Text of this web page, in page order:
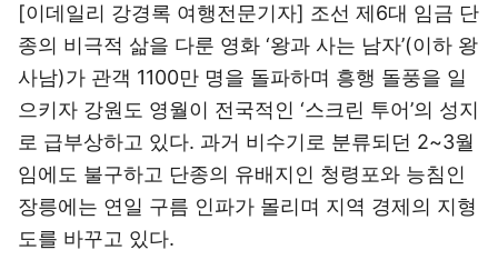
[이데일리 강경록 여행전문기자] 조선 제6대 임금 단
종의 비극적 삶을 다룬 영화 ‘왕과 사는 남자’(이하 왕
사남)가 관객 1100만 명을 돌파하며 흥행 돌풍을 일
으키자 강원도 영월이 전국적인 ‘스크린 투어’의 성지
로 급부상하고 있다. 과거 비수기로 분류되던 2~3월
임에도 불구하고 단종의 유배지인 청령포와 능침인
장릉에는 연일 구름 인파가 몰리며 지역 경제의 지형
도를 바꾸고 있다.